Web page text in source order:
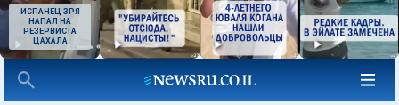
ИСПАНЕЦ ЗРЯ
НАПАЛ НА
РЕЗЕРВИСТА
ЦАХАЛА